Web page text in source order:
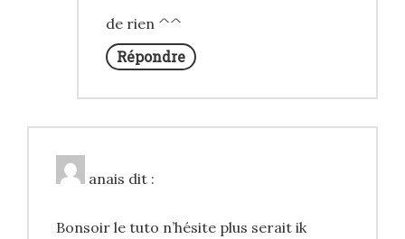
de rien ^^
Répondre
anais dit :
Bonsoir le tuto n’hésite plus serait ik